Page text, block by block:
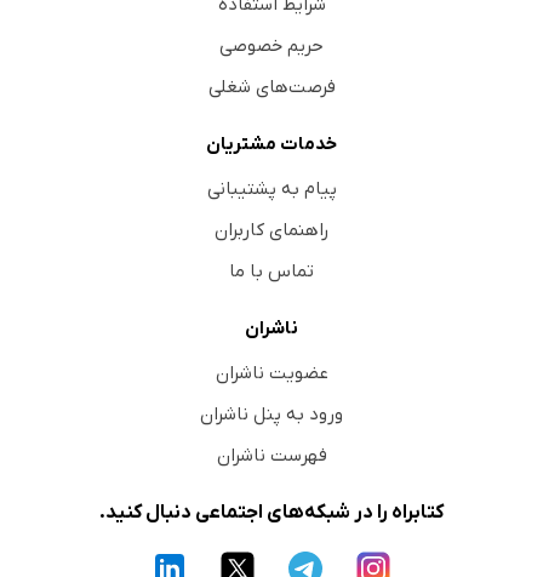
شرایط استفاده
حریم خصوصی
فرصت‌های شغلی
خدمات مشتریان
پیام به پشتیبانی
راهنمای کاربران
تماس با ما
ناشران
عضویت ناشران
ورود به پنل ناشران
فهرست ناشران
کتابراه را در شبکه‌های اجتماعی دنبال کنید.